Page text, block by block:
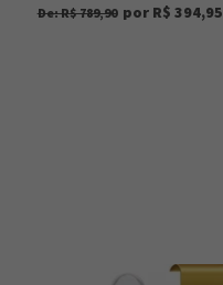
De: R$ 789,90 por R$ 394,95